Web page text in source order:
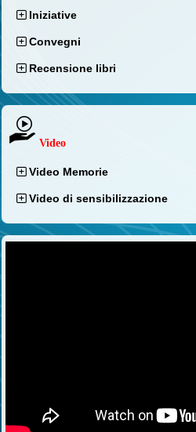
Iniziative
Convegni
Recensione libri
Video
Video Memorie
Video di sensibilizzazione